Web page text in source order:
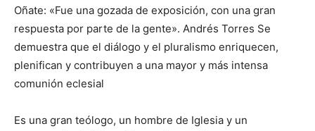
Oñate: «Fue una gozada de exposición, con una gran
respuesta por parte de la gente». Andrés Torres Se
demuestra que el diálogo y el pluralismo enriquecen,
plenifican y contribuyen a una mayor y más intensa
comunión eclesial
Es una gran teólogo, un hombre de Iglesia y un